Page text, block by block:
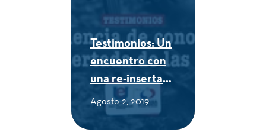
Testimonios: Un
encuentro con
una re-insertada
de las FARC -
CUE Alexander
von Humboldt
Agosto 2, 2019